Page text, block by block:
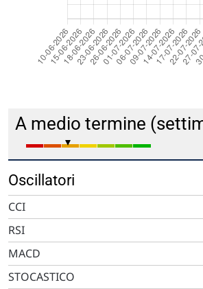
A medio termine
Oscillatori
CCI
RSI
MACD
STOCASTICO